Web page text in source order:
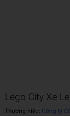
Lego City Xe
Thương hiệu: Công ty